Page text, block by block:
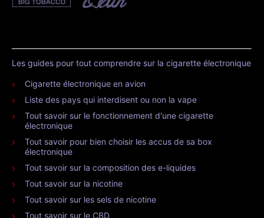
Les guides pour tout comprendre sur la cigarette électronique
Cigarette électronique en avion
Liste des pays qui interdisent ou non la vape
Tout savoir sur le fonctionnement d'une cigarette
électronique
Tout savoir pour bien choisir les accus de sa box
électronique
Tout savoir sur la composition des e-liquides
Tout savoir sur la nicotine
Tout savoir sur les sels de nicotine
Tout savoir sur le CBD